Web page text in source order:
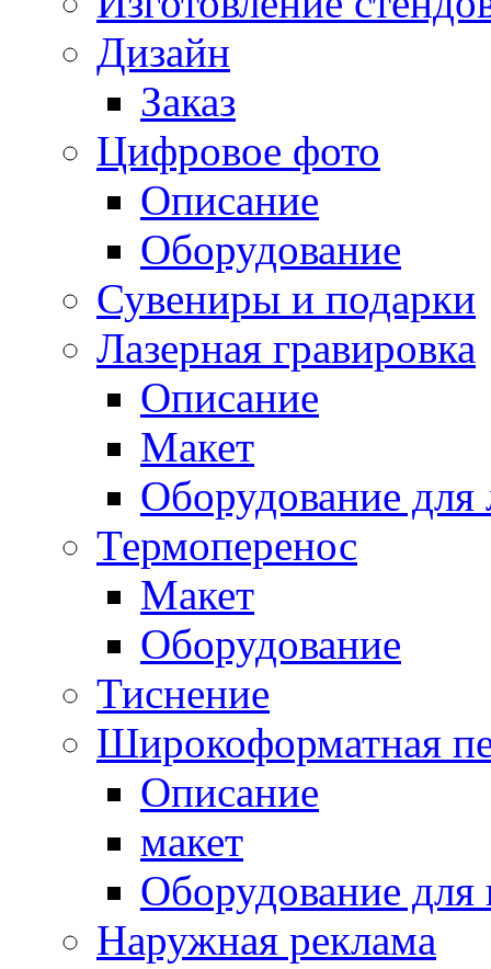
Дизайн
Заказ
Цифровое фото
Описание
Оборудование
Сувениры и подарки
Лазерная гравировка
Описание
Макет
Оборудование для
Термоперенос
Макет
Оборудование
Тиснение
Широкоформатная
Описание
макет
Оборудование
Наружная реклама